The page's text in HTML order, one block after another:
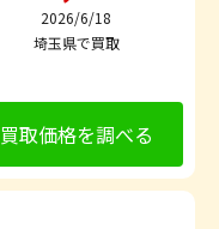
2026/6/18
埼玉県で買取
買取価格を調べる